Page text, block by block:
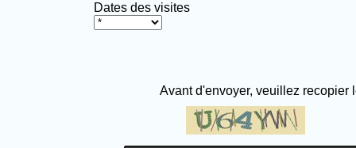
Dates des visites
Avant d'envoyer, veuillez recopier